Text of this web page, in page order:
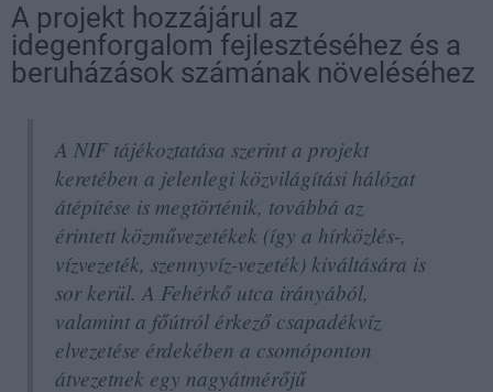
A projekt hozzájárul az
idegenforgalom fejlesztéséhez és a
beruházások számának növeléséhez
A NIF tájékoztatása szerint a projekt
keretében a jelenlegi közvilágítási hálózat
átépítése is megtörténik, továbbá az
érintett közművezetékek (így a hírközlés-,
vízvezeték, szennyvíz-vezeték) kiváltására is
sor kerül. A Fehérkő utca irányából,
valamint a főútról érkező csapadékvíz
elvezetése érdekében a csomóponton
átvezetnek egy nagyátmérőjű